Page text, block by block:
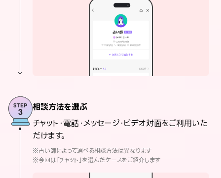
相談方法を選ぶ
チャット・電話・メッセージ・ビデオ対面をご利用いた
だけます。
※占い師によって選べる相談方法は異なります
※今回は「チャット」を選んだケースをご紹介します